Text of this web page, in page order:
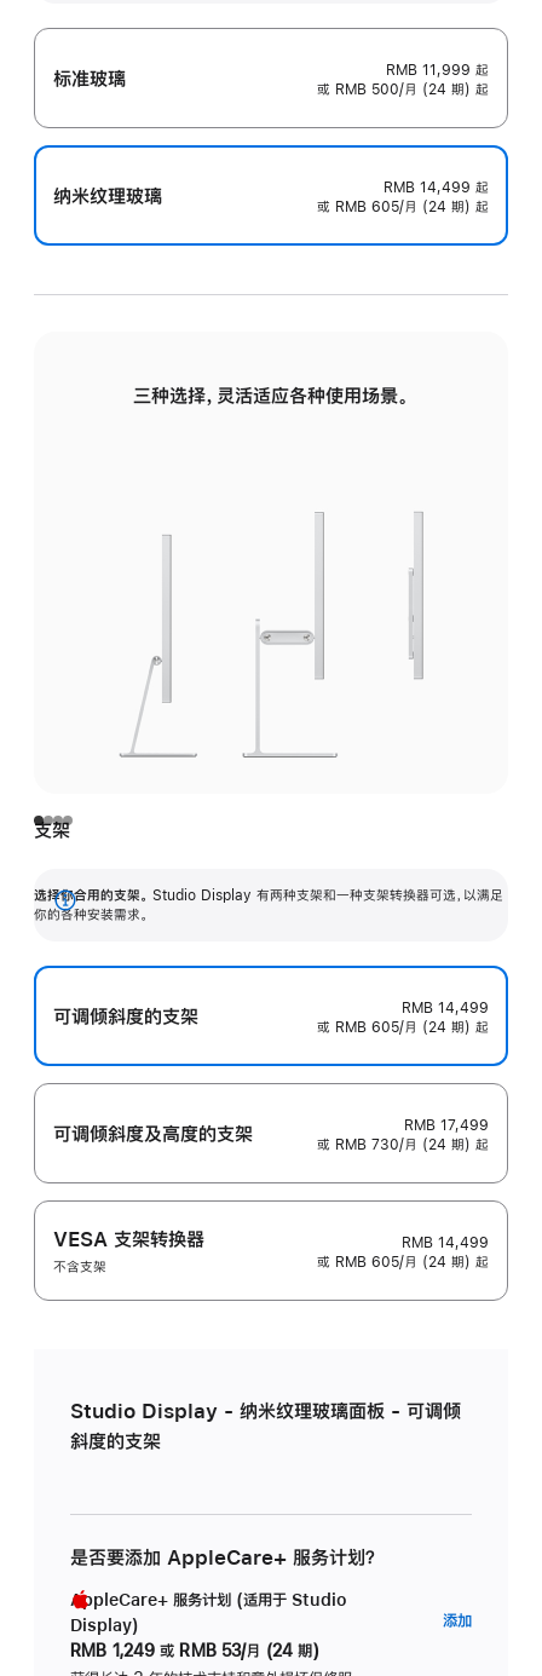
标准玻璃 RMB 11,999 起
或 RMB 500/月 (24 期) 起
纳米纹理玻璃 RMB 14,499 起
或 RMB 605/月 (24 期) 起
三种选择，灵活适应各种使用场景。
支架
选择你合用的支架。 Studio Display 有两种支架和一种支架转换器可选，以满足
你的各种安装需求。
展
可调倾斜度的支架
RMB 14,499
或 RMB 605/月 (24 期) 起
可调倾斜度及高‍度的支‍架
RMB 17,499
或 RMB 730/月 (24 期) 起
VESA 支架转换器
不含支架
RMB 14,499
或 RMB 605/月 (24 期) 起
Studio Display - 纳米纹理玻璃面板 - 可调倾
斜度的支架
是否要添加 AppleCare+ 服务计划？
AppleCare+ 服务计划 (适用于 Studio
Display)
RMB 1,249 或 RMB 53/月 (24 期)
添加